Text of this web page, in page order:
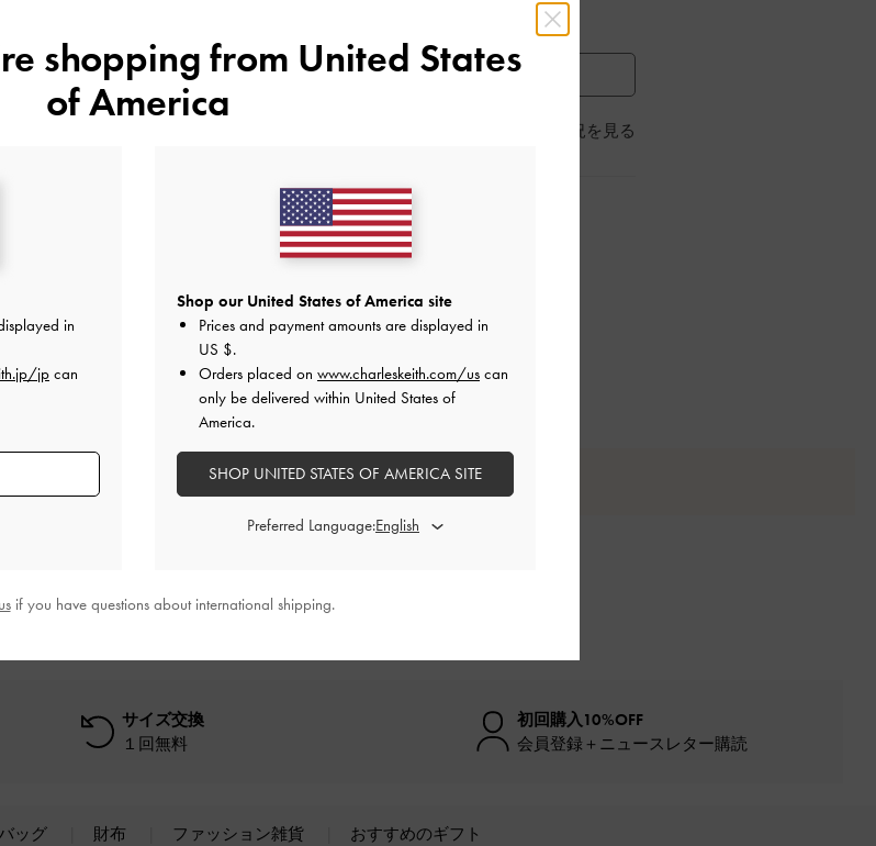
入荷通知を受け取る
店舗の在庫状況を見る
商品詳細 / お手入れ方法
ューは購入した方のみ投稿ができます。
サイズ交換
１回無料
初回購入10%OFF
会員登録＋ニュースレター購読
ッグ 財布 ファッション雑貨 おすすめのギフト
shopping from United States
of America
in
jpcan
Shop our United States of America site
Prices and payment amounts are displayed in
US $.
Orders placed on www.charleskeith.com/us can
only be delivered within United States of
America.
SHOP UNITED STATES OF AMERICA SITE
Preferred Language:
if you have questions about international shipping.